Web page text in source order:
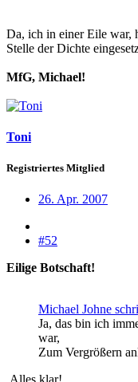
Da, ich in einer Eile war,
Stelle der Dichte
MfG, Michael!
Toni
Registriertes Mitglied
26. Apr. 2007
#52
Eilige Botschaft!
Michael Johne
Ja, das bin ich
war,
Zum Vergrößern